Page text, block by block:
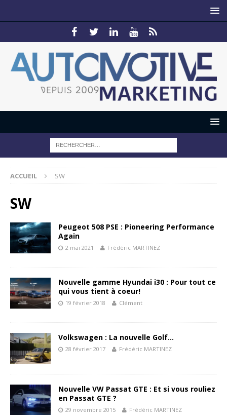
ACCUEIL SW
SW
Peugeot 508 PSE : Pioneering Performance
Again
2 mai 2021 Frédéric MARTINEZ
Nouvelle gamme Hyundai i30 : Pour tout ce
qui vous tient à coeur!
19 février 2018 Clément
Volkswagen : La nouvelle Golf…
28 février 2017 Frédéric MARTINEZ
Nouvelle VW Passat GTE : Et si vous rouliez
en Passat GTE ?
29 novembre 2015 Frédéric MARTINEZ